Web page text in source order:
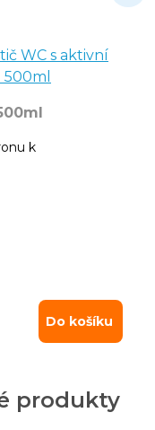
WC s aktivní
k
Do košíku
produkty